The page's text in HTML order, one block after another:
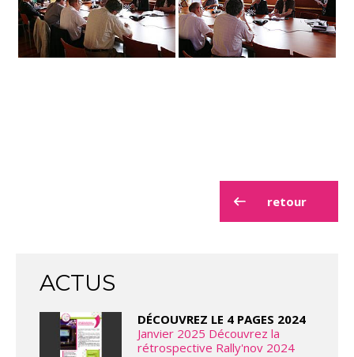
retour
ACTUS
DÉCOUVREZ LE 4 PAGES 2024
Janvier 2025 Découvrez la
rétrospective Rally'nov 2024